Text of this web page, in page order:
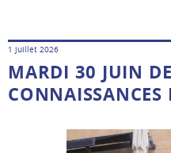
1 juillet 2026
MARDI 30 JUIN
CONNAISSANCES